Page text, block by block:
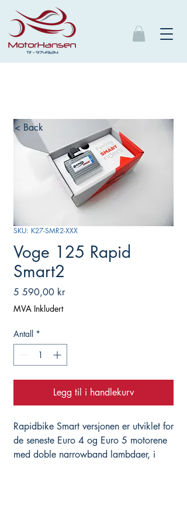
SKU: K27-SMR2-XXX
Voge 125 Rapid
Smart2
5 590,00 krPris
MVA Inkludert
Antall *
Legg til i handlekurv
Rapidbike Smart versjonen er utviklet for
de seneste Euro 4 og Euro 5 motorene
med doble narrowband lambdaer, i
< Back